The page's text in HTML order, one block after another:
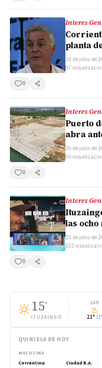
Interes
planta
29 de julio de
97
0
Compartir
Interes
Puerto
abra
29 de julio de
96
0
Compartir
Interes
las
25 de julio de
152
0
Compartir
15°
ITUZAINGÓ
SÁB
21° 11°
QUINIELA DE HOY
MATUTINA
Correntina
Ciudad B.A.